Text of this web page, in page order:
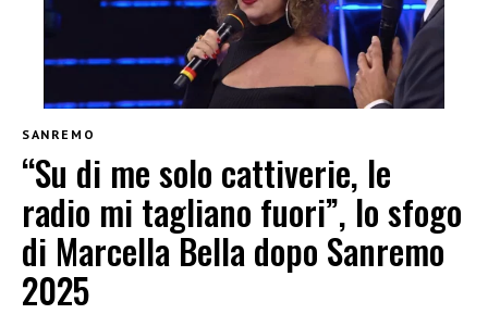
SANREMO
“Su di me solo cattiverie, le
radio mi tagliano fuori”, lo sfogo
di Marcella Bella dopo Sanremo
2025